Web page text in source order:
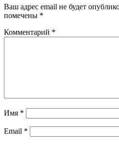
Ваш адрес email не будет
помечены *
Комментарий *
Имя *
Email *